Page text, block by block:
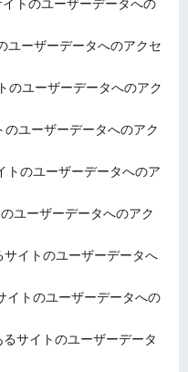
トのユーザーデータへの
ーザーデータへのアクセ
のユーザーデータへのアク
ユーザーデータへのアク
のユーザーデータへのア
ユーザーデータへのアク
イトのユーザーデータへ
トのユーザーデータへの
サイトのユーザーデータ